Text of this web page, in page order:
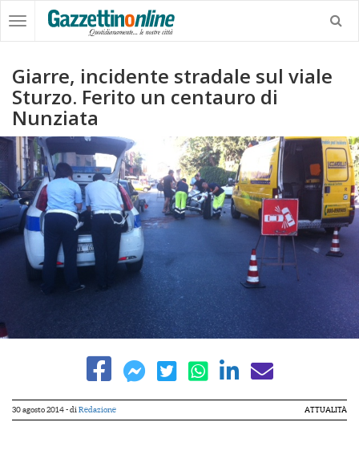
Giarre, incidente stradale sul viale
Sturzo. Ferito un centauro di
Nunziata
30 agosto 2014- di Redazione ATTUALITÀ